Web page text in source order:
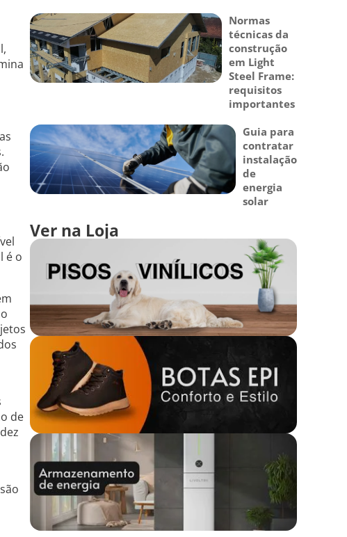
é o
de
Normas
técnicas da
construção
em Light
Steel Frame:
requisitos
importantes
Guia para
contratar
instalação
de
energia
solar
Ver na Loja